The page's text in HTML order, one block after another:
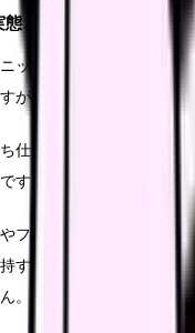
と健康リスク
ック看護師は、夜勤がな
が、実際には独自の身体
仕事が基本となるクリニ
す。
フェイシャルケアなどの
する必要があり、肩こり
。